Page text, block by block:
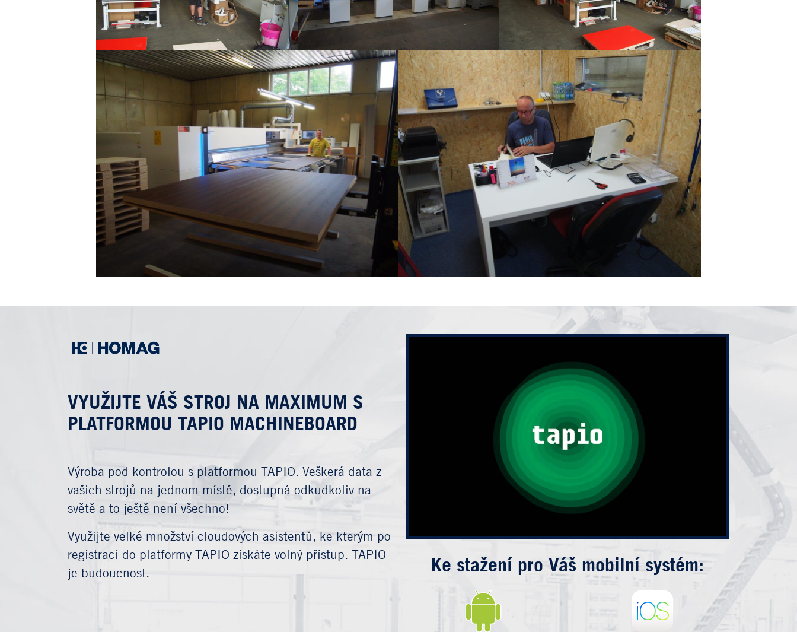
VYUŽIJTE VÁŠ STROJ NA MAXIMUM S
PLATFORMOU TAPIO MACHINEBOARD
Výroba pod kontrolou s platformou TAPIO. Veškerá data z
vašich strojů na jednom místě, dostupná odkudkoliv na
světě a to ještě není všechno!
Využijte velké množství cloudových asistentů, ke kterým po
registraci do platformy TAPIO získáte volný přístup. TAPIO
je budoucnost.
Ke stažení pro Váš mobilní systém: